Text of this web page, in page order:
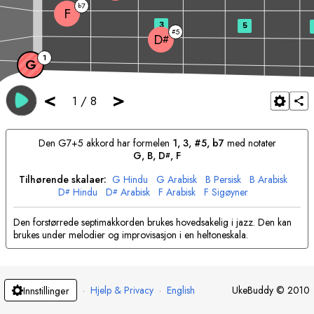
< 1 / 8 >
G 1
D#
#5
F b7
3 5
Den G7+5 akkord har formelen 1, 3, #5, b7med notater
G, B, D#, F
Tilhørende skalaer: G Hindu G Arabisk B Persisk B Arabisk
D# Hindu D# Arabisk F Arabisk F Sigøyner
Den forstørrede septimakkorden brukes hovedsakelig i jazz. Den kan
brukes under melodier og improvisasjon i en heltoneskala.
Innstillinger · Hjelp & Privacy · English UkeBuddy © 2010